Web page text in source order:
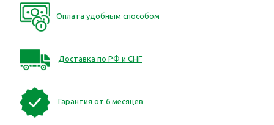
Оплата удобным способом
Доставка по РФ и СНГ
Гарантия от 6 месяцев